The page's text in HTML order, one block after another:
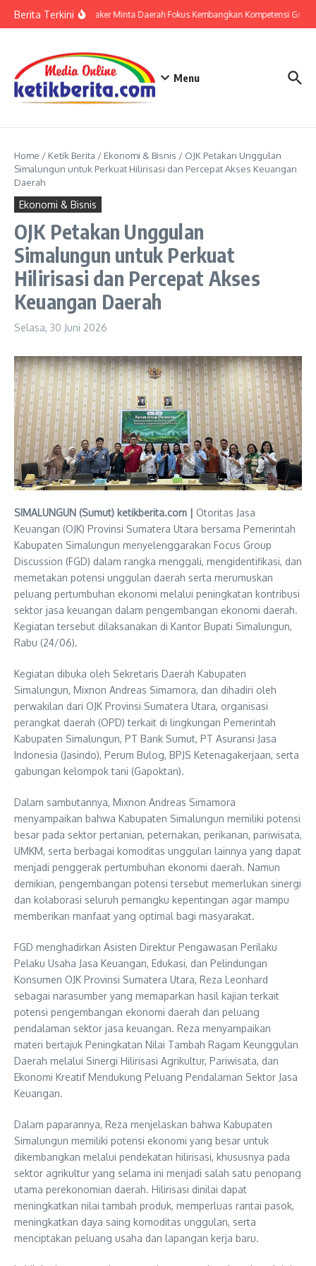
Berita TerkiniWamenaker Minta Daerah Fokus Kembangkan Kompetensi Green
Menu
Home / Ketik Berita / Ekonomi & Bisnis / OJK Petakan Unggulan
Simalungun untuk Perkuat Hilirisasi dan Percepat Akses Keuangan
Daerah
Ekonomi & Bisnis
OJK Petakan Unggulan
Simalungun untuk Perkuat
Hilirisasi dan Percepat Akses
Keuangan Daerah
Selasa, 30 Juni 2026
SIMALUNGUN (Sumut) ketikberita.com | Otoritas Jasa
Keuangan (OJK) Provinsi Sumatera Utara bersama Pemerintah
Kabupaten Simalungun menyelenggarakan Focus Group
Discussion (FGD) dalam rangka menggali, mengidentifikasi, dan
memetakan potensi unggulan daerah serta merumuskan
peluang pertumbuhan ekonomi melalui peningkatan kontribusi
sektor jasa keuangan dalam pengembangan ekonomi daerah.
Kegiatan tersebut dilaksanakan di Kantor Bupati Simalungun,
Rabu (24/06).
Kegiatan dibuka oleh Sekretaris Daerah Kabupaten
Simalungun, Mixnon Andreas Simamora, dan dihadiri oleh
perwakilan dari OJK Provinsi Sumatera Utara, organisasi
perangkat daerah (OPD) terkait di lingkungan Pemerintah
Kabupaten Simalungun, PT Bank Sumut, PT Asuransi Jasa
Indonesia (Jasindo), Perum Bulog, BPJS Ketenagakerjaan, serta
gabungan kelompok tani (Gapoktan).
Dalam sambutannya, Mixnon Andreas Simamora
menyampaikan bahwa Kabupaten Simalungun memiliki potensi
besar pada sektor pertanian, peternakan, perikanan, pariwisata,
UMKM, serta berbagai komoditas unggulan lainnya yang dapat
menjadi penggerak pertumbuhan ekonomi daerah. Namun
demikian, pengembangan potensi tersebut memerlukan sinergi
dan kolaborasi seluruh pemangku kepentingan agar mampu
memberikan manfaat yang optimal bagi masyarakat.
FGD menghadirkan Asisten Direktur Pengawasan Perilaku
Pelaku Usaha Jasa Keuangan, Edukasi, dan Pelindungan
Konsumen OJK Provinsi Sumatera Utara, Reza Leonhard
sebagai narasumber yang memaparkan hasil kajian terkait
potensi pengembangan ekonomi daerah dan peluang
pendalaman sektor jasa keuangan. Reza menyampaikan
materi bertajuk Peningkatan Nilai Tambah Ragam Keunggulan
Daerah melalui Sinergi Hilirisasi Agrikultur, Pariwisata, dan
Ekonomi Kreatif Mendukung Peluang Pendalaman Sektor Jasa
Keuangan.
Dalam paparannya, Reza menjelaskan bahwa Kabupaten
Simalungun memiliki potensi ekonomi yang besar untuk
dikembangkan melalui pendekatan hilirisasi, khususnya pada
sektor agrikultur yang selama ini menjadi salah satu penopang
utama perekonomian daerah. Hilirisasi dinilai dapat
meningkatkan nilai tambah produk, memperluas rantai pasok,
meningkatkan daya saing komoditas unggulan, serta
menciptakan peluang usaha dan lapangan kerja baru.